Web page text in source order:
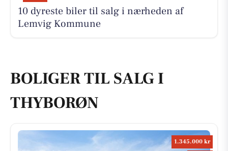
10 dyreste biler til salg i nærheden af
Lemvig Kommune
BOLIGER TIL SALG I
THYBORØN
1.345.000 kr